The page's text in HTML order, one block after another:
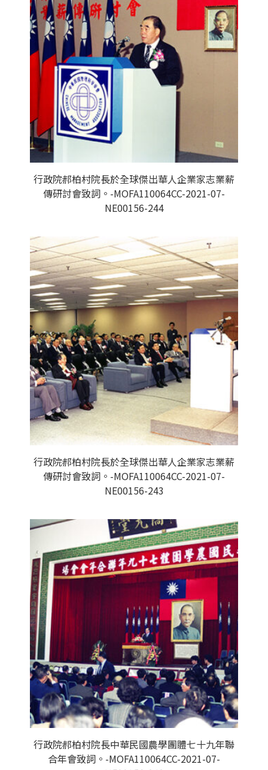
行政院郝柏村院長於全球傑出華人企業家志業薪
傳研討會致詞。-MOFA110064CC-2021-07-
NE00156-244
行政院郝柏村院長於全球傑出華人企業家志業薪
傳研討會致詞。-MOFA110064CC-2021-07-
NE00156-243
行政院郝柏村院長中華民國農學團體七十九年聯
合年會致詞。-MOFA110064CC-2021-07-